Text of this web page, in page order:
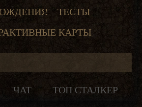
ТЕСТЫ
КАРТЫ
ЧАТ ТОП СТАЛКЕР